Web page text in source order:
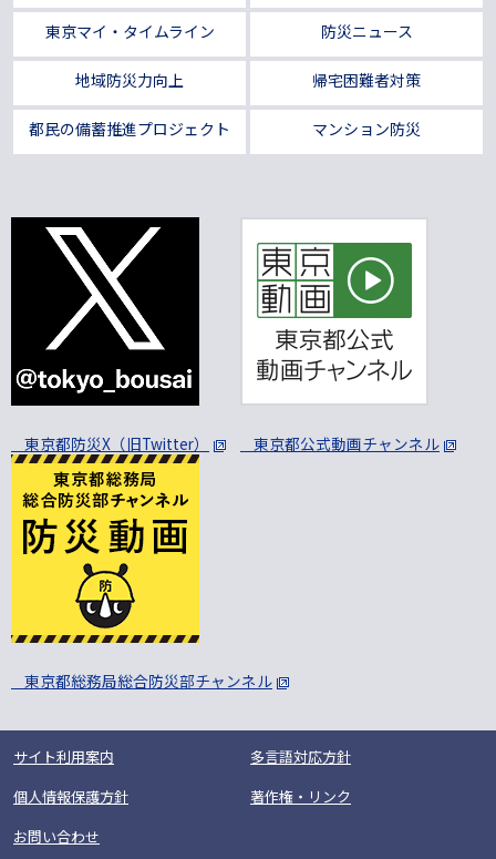
東京マイ・タイムライン 防災ニュース
地域防災力向上 帰宅困難者対策
都民の備蓄推進プロジェクト マンション防災
東京都防災X（旧Twitter） 東京都公式動画チャンネル
東京都総務局総合防災部チャンネル
サイト利用案内
多言語対応方針
個人情報保護方針
著作権・リンク
お問い合わせ